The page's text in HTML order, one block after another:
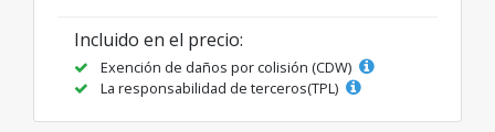
Incluido en el precio:
Exención de daños por colisión (CDW)
La responsabilidad de terceros(TPL)